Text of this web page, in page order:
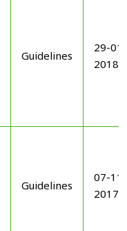
Guidelines
29-01-
2018
Guidelines
07-11-
2017